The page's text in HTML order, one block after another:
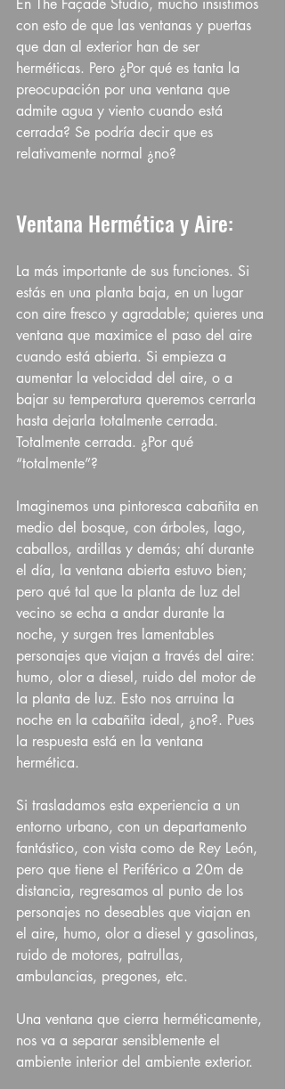
En The Façade Studio, mucho insistimos
con esto de que las ventanas y puertas
que dan al exterior han de ser
herméticas. Pero ¿Por qué es tanta la
preocupación por una ventana que
admite agua y viento cuando está
cerrada? Se podría decir que es
relativamente normal ¿no?
Ventana Hermética y Aire:
La más importante de sus funciones. Si
estás en una planta baja, en un lugar
con aire fresco y agradable; quieres una
ventana que maximice el paso del aire
cuando está abierta. Si empieza a
aumentar la velocidad del aire, o a
bajar su temperatura queremos cerrarla
hasta dejarla totalmente cerrada.
Totalmente cerrada. ¿Por qué
“totalmente”?
Imaginemos una pintoresca cabañita en
medio del bosque, con árboles, lago,
caballos, ardillas y demás; ahí durante
el día, la ventana abierta estuvo bien;
pero qué tal que la planta de luz del
vecino se echa a andar durante la
noche, y surgen tres lamentables
personajes que viajan a través del aire:
humo, olor a diesel, ruido del motor de
la planta de luz. Esto nos arruina la
noche en la cabañita ideal, ¿no?. Pues
la respuesta está en la ventana
hermética.
Si trasladamos esta experiencia a un
entorno urbano, con un departamento
fantástico, con vista como de Rey León,
pero que tiene el Periférico a 20m de
distancia, regresamos al punto de los
personajes no deseables que viajan en
el aire, humo, olor a diesel y gasolinas,
ruido de motores, patrullas,
ambulancias, pregones, etc.
Una ventana que cierra herméticamente,
nos va a separar sensiblemente el
ambiente interior del ambiente exterior.